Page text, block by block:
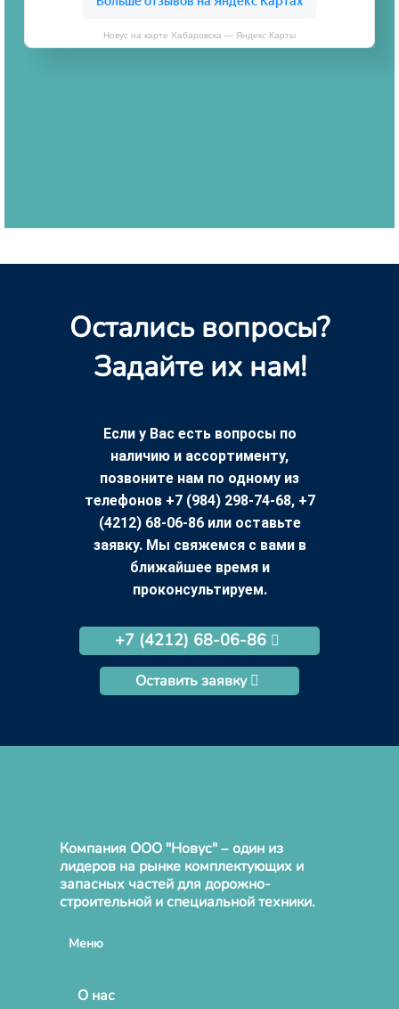
Новус на карте Хабаровска — Яндекс Карты
Остались вопросы?
Задайте их нам!
Если у Вас есть вопросы по
наличию и ассортименту,
позвоните нам по одному из
телефонов +7 (984) 298-74-68, +7
(4212) 68-06-86 или оставьте
заявку. Мы свяжемся с вами в
ближайшее время и
проконсультируем.
+7 (4212) 68-06-86
Оставить заявку
Компания ООО "Новус" – один из
лидеров на рынке комплектующих и
запасных частей для дорожно-
строительной и специальной техники.
Меню
О нас